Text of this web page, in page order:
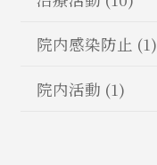
院内感染防止 (1)
院内活動 (1)